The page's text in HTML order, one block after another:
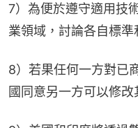
7）為便於遵守適用技
業領域，討論各自標準
8）若果任何一方對已
國同意另一方可以修改